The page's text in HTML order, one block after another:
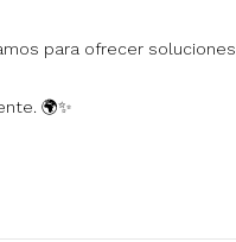
para ofrecer soluciones
🌍✨